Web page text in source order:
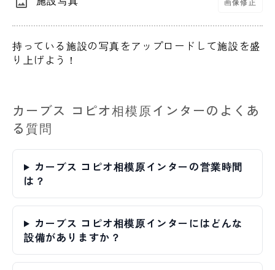
持っている施設の写真をアップロードして施設を盛
り上げよう！
カーブス コピオ相模原インターのよくあ
る質問
カーブス コピオ相模原インターの営業時間
は？
カーブス コピオ相模原インターにはどんな
設備がありますか？